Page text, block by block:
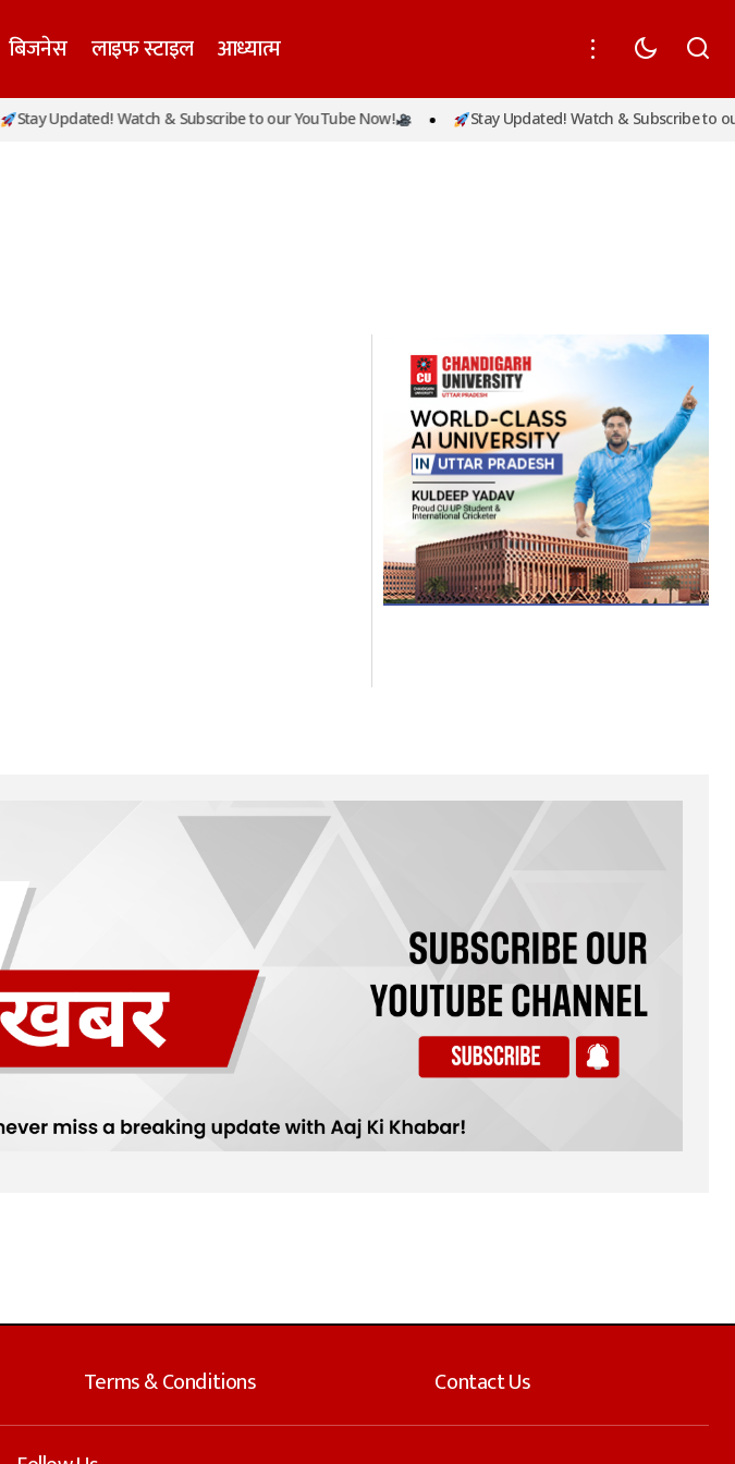
बिजनेस लाइफ स्टाइल आध्यात्म
Stay Updated! Watch & Subscribe to our YouTube Now! Stay Updated! Watch & Subscribe to our
Terms & Conditions Contact Us